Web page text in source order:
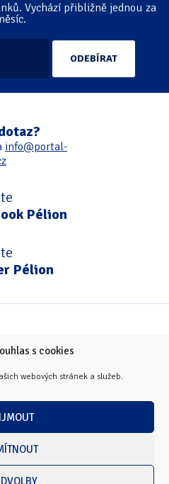
s cookies
webových stránek a služeb.
Vychází přibližně jednou za
info@portal-
Pélion
Pélion